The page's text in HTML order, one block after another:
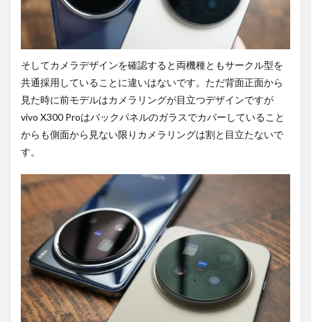
そしてカメラデザインを確認すると両機種ともサークル型を
共通採用していることに違いはないです。ただ背面正面から
見た時に前モデルはカメラリングが目立つデザインですが
vivo X300 Proはバックパネルのガラスでカバーしていること
からも側面から見ない限りカメラリングは割と目立たないで
す。